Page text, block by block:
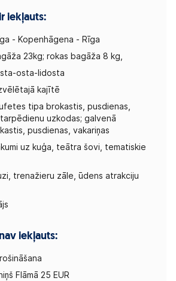
iekļauts:
- Kopenhāgena - Rīga
23kg; rokas bagāža 8 kg,
osta-lidosta
kajītē
tipa brokastis, pusdienas,
uzkodas; galvenā
pusdienas, vakariņas
uz kuģa, teātra šovi, tematiskie
trenažieru zāle, ūdens atrakciju
iekļauts:
Flāmā 25 EUR